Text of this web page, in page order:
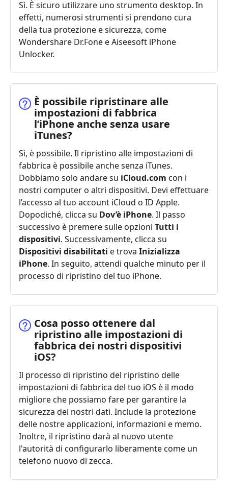
Sì. È sicuro utilizzare uno strumento desktop. In
effetti, numerosi strumenti si prendono cura
della tua protezione e sicurezza, come
Wondershare Dr.Fone e Aiseesoft iPhone
Unlocker.
È possibile ripristinare alle
impostazioni di fabbrica
l’iPhone anche senza usare
iTunes?
Sì, è possibile. Il ripristino alle impostazioni di
fabbrica è possibile anche senza iTunes.
Dobbiamo solo andare su iCloud.com con i
nostri computer o altri dispositivi. Devi effettuare
l’accesso al tuo account iCloud o ID Apple.
Dopodiché, clicca su Dov’è iPhone. Il passo
successivo è premere sulle opzioni Tutti i
dispositivi. Successivamente, clicca su
Dispositivi disabilitati e trova Inizializza
iPhone. In seguito, attendi qualche minuto per il
processo di ripristino del tuo iPhone.
Cosa posso ottenere dal
ripristino alle impostazioni di
fabbrica dei nostri dispositivi
iOS?
Il processo di ripristino del ripristino delle
impostazioni di fabbrica del tuo iOS è il modo
migliore che possiamo fare per garantire la
sicurezza dei nostri dati. Include la protezione
delle nostre applicazioni, informazioni e memo.
Inoltre, il ripristino darà al nuovo utente
l'autorità di configurarlo liberamente come un
telefono nuovo di zecca.